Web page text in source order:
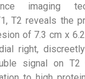
imaging
T2 reveals the
of 7.3 cm x
right,
signal on T2